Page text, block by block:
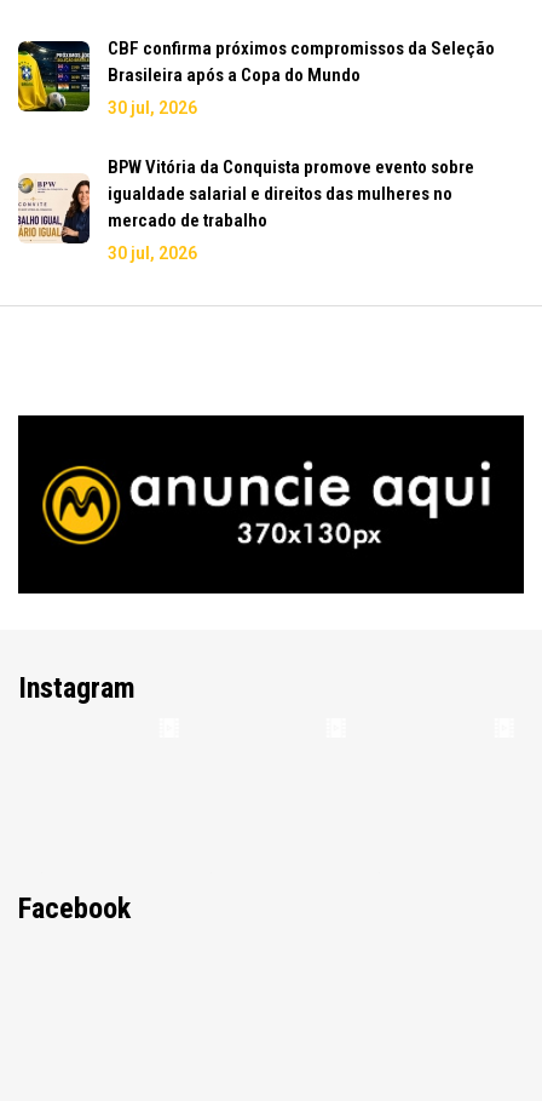
CBF confirma próximos compromissos da Seleção
Brasileira após a Copa do Mundo
30 jul, 2026
BPW Vitória da Conquista promove evento sobre
igualdade salarial e direitos das mulheres no
mercado de trabalho
30 jul, 2026
Instagram
Facebook